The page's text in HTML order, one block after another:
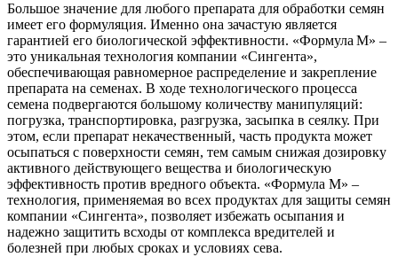
Большое значение для любого препарата для обработки семян
имеет его формуляция. Именно она зачастую является
гарантией его биологической эффективности. «Формула М» –
это уникальная технология компании «Сингента»,
обеспечивающая равномерное распределение и закрепление
препарата на семенах. В ходе технологического процесса
семена подвергаются большому количеству манипуляций:
погрузка, транспортировка, разгрузка, засыпка в сеялку. При
этом, если препарат некачественный, часть продукта может
осыпаться с поверхности семян, тем самым снижая дозировку
активного действующего вещества и биологическую
эффективность против вредного объекта. «Формула М» –
технология, применяемая во всех продуктах для защиты семян
компании «Сингента», позволяет избежать осыпания и
надежно защитить всходы от комплекса вредителей и
болезней при любых сроках и условиях сева.